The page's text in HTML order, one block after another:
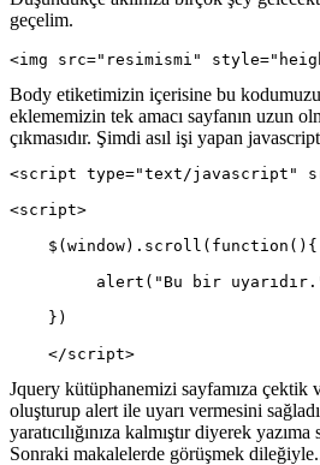
geçelim.
<img src="resimismi"
Body etiketimizin içerisine bu
eklememizin tek amacı sayfanın uzun
çıkmasıdır. Şimdi asıl işi yapan
<script type="text/javascript"
<script>
    $(window).scroll(function(){
alert("Bu bir
    })
    </script>
Jquery kütüphanemizi sayfamıza çektik
oluşturup alert ile uyarı vermesini
yaratıcılığınıza kalmıştır diyerek
Sonraki makalelerde görüşmek